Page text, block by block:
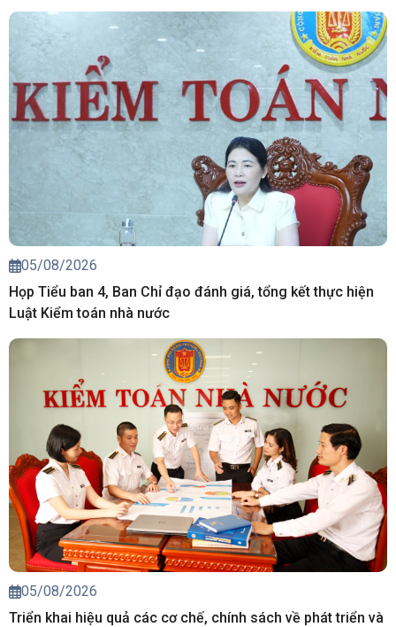
05/08/2026
Họp Tiểu ban 4, Ban Chỉ đạo đánh giá, tổng kết thực hiện
Luật Kiểm toán nhà nước
05/08/2026
Triển khai hiệu quả các cơ chế, chính sách về phát triển và